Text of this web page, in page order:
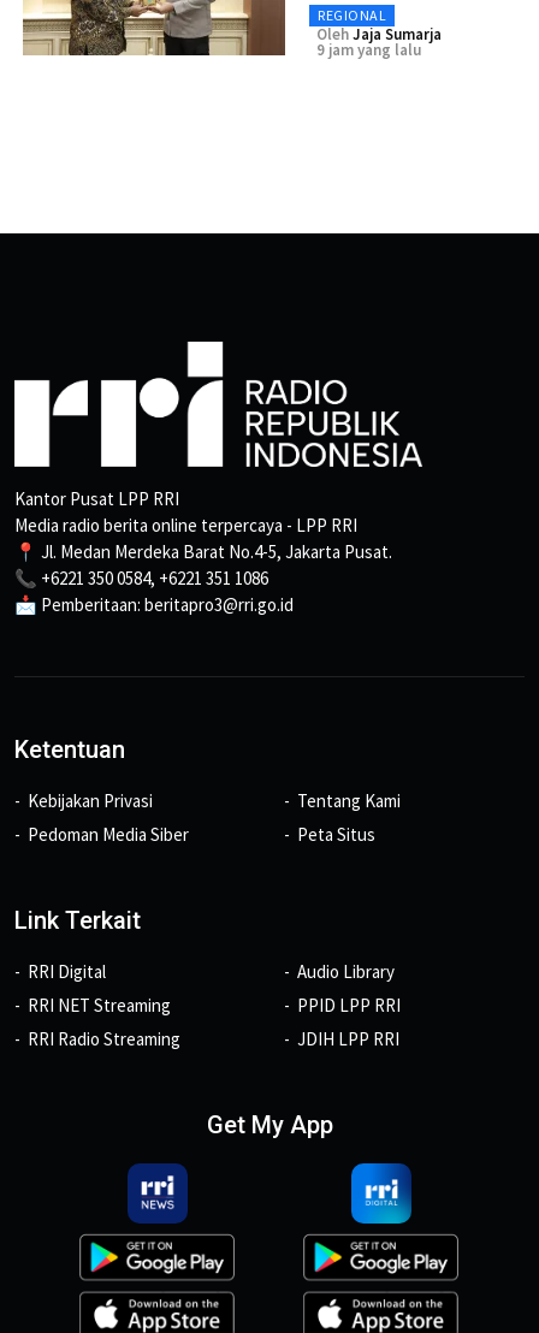
REGIONAL
OlehJaja Sumarja
9 jam yang lalu
Kantor Pusat LPP RRI
Media radio berita online terpercaya - LPP RRI
📍 Jl. Medan Merdeka Barat No.4-5, Jakarta Pusat.
📞 +6221 350 0584, +6221 351 1086
📩 Pemberitaan: beritapro3@rri.go.id
Ketentuan
Kebijakan Privasi
Pedoman Media Siber
Tentang Kami
Peta Situs
Link Terkait
RRI Digital
RRI NET Streaming
RRI Radio Streaming
Audio Library
PPID LPP RRI
JDIH LPP RRI
Get My App